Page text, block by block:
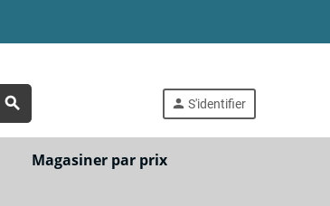
search person S'identifier
Magasiner par prix